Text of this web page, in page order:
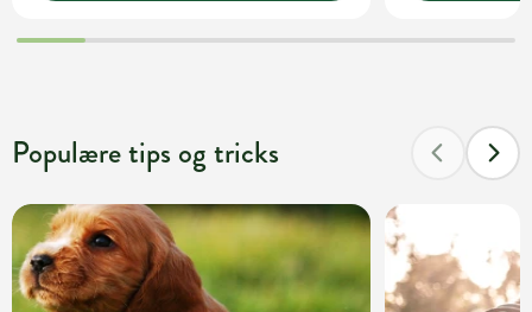
Populære tips og tricks